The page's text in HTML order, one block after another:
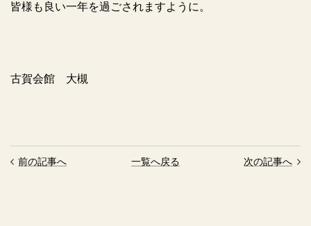
皆様も良い一年を過ごされますように。
古賀会館 大槻
前の記事へ 一覧へ戻る 次の記事へ